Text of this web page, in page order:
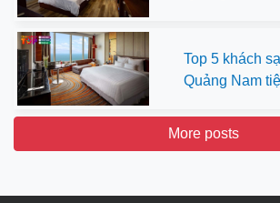
Top 5 khách
Quảng Nam
More posts